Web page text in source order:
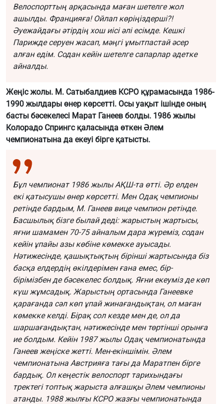
Велоспорттың арқасында маған шетелге жол
ашылды. Францияға! Ойлап көріңіздерші?!
Әуежайдағы әтірдің хош иісі әлі есімде. Кешкі
Парижде серуен жасап, мәңгі ұмытпастай әсер
алған едім. Содан кейін шетелге сапарлар әдетке
айналды.
Жеңіс жолы. М. Сатыбалдиев КСРО құрамасында 1986-
1990 жылдары өнер көрсетті. Осы уақыт ішінде оның
басты бәсекелесі Марат Ганеев болды. 1986 жылы
Колорадо Спрингс қаласында өткен Әлем
чемпионатына да екеуі бірге қатысты.
Бұл чемпионат 1986 жылы АҚШ-та өтті. Әр елден
екі қатысушы өнер көрсетті. Мен Одақ чемпионы
ретінде бардым, М. Ганеев вице чемпион ретінде.
Басшылық бізге былай деді: жарыстың жартысы,
яғни шамамен 70-75 айналым дара жүреміз, содан
кейін ұпайы азы көбіне көмекке ауысады.
Нәтижесінде, қашықтықтың бірінші жартысында біз
басқа елдердің өкілдерімен ғана емес, бір-
бірімізбен де бәсекелес болдық. Яғни екеуміз де көп
күш жұмсадық. Жарыстың ортасында Ганеевке
қарағанда сәл көп ұпай жинағандықтан, ол маған
көмекке келді. Бірақ сол кезде мен де, ол да
шаршағандықтан, нәтижесінде мен төртінші орынға
ие болдым. Кейін 1987 жылы Одақ чемпионатында
Ганеев жеңіске жетті. Мен-екіншімін. Әлем
чемпионатына Австрияға тағы да Маратпен бірге
бардық. Ол кеңестік велоспорт тарихындағы
тректегі топтық жарыста алғашқы Әлем чемпионы
атанды. 1988 жылғы КСРО жазғы чемпионатында